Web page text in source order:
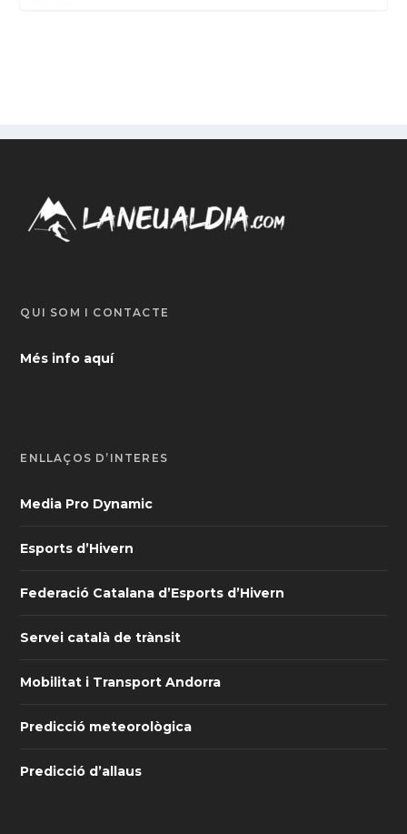
QUI SOM I CONTACTE
Més info aquí
ENLLAÇOS D’INTERÈS
Media Pro Dynamic
Esports d’Hivern
Federació Catalana d’Esports d’Hivern
Servei català de trànsit
Mobilitat i Transport Andorra
Predicció meteorològica
Predicció d’allaus